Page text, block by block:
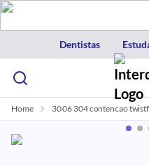
Dentistas
Home